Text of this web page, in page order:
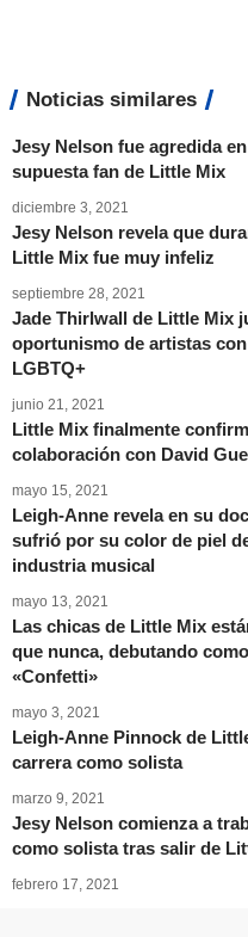
Noticias similares
Jesy Nelson fue agredida
supuesta fan de Little Mix
diciembre 3, 2021
Jesy Nelson revela que
Little Mix fue muy infeliz
septiembre 28, 2021
Jade Thirlwall de Little Mix
oportunismo de artistas
LGBTQ+
junio 21, 2021
Little Mix finalmente
colaboración con David
mayo 15, 2021
Leigh-Anne revela en su
sufrió por su color de piel
industria musical
mayo 13, 2021
Las chicas de Little Mix
que nunca, debutando
«Confetti»
mayo 3, 2021
Leigh-Anne Pinnock de
carrera como solista
marzo 9, 2021
Jesy Nelson comienza a
como solista tras salir de
febrero 17, 2021